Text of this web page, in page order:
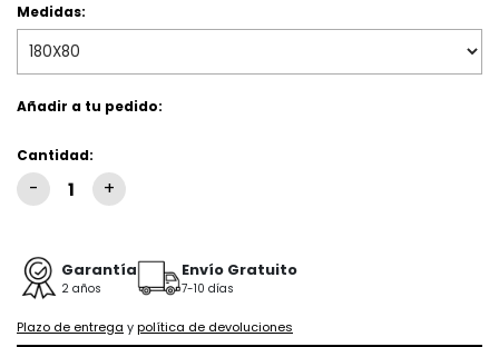
Medidas:
Añadir a tu pedido:
Cantidad:
Garantía
2 años
Envío Gratuito
7-10 días
Plazo de entrega ypolítica de devoluciones